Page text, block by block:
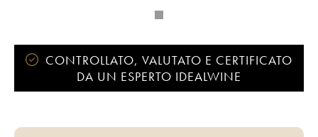
CONTROLLATO, VALUTATO E CERTIFICATO
DA UN ESPERTO IDEALWINE